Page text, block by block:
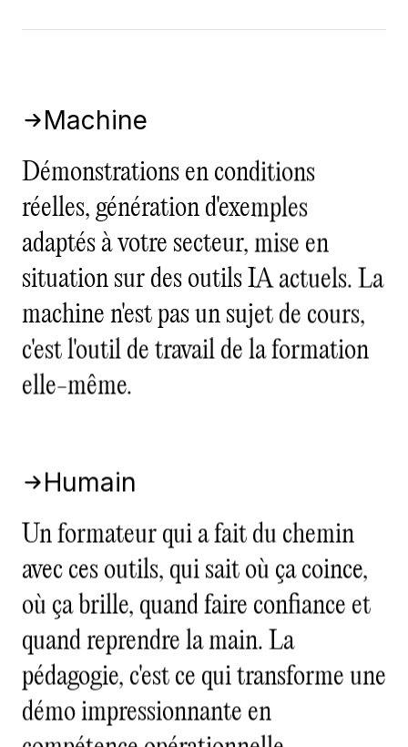
Machine
Démonstrations en conditions
réelles, génération d'exemples
adaptés à votre secteur, mise en
situation sur des outils IA actuels. La
machine n'est pas un sujet de cours,
c'est l'outil de travail de la formation
elle-même.
Humain
Un formateur qui a fait du chemin
avec ces outils, qui sait où ça coince,
où ça brille, quand faire confiance et
quand reprendre la main. La
pédagogie, c'est ce qui transforme une
démo impressionnante en